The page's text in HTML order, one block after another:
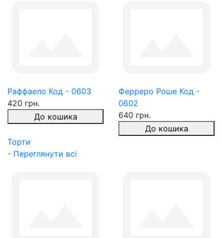
Раффаело Код - 0603
420 грн.
До кошика
Ферреро Роше Код -
0602
640 грн.
До кошика
Торти
- Переглянути всі